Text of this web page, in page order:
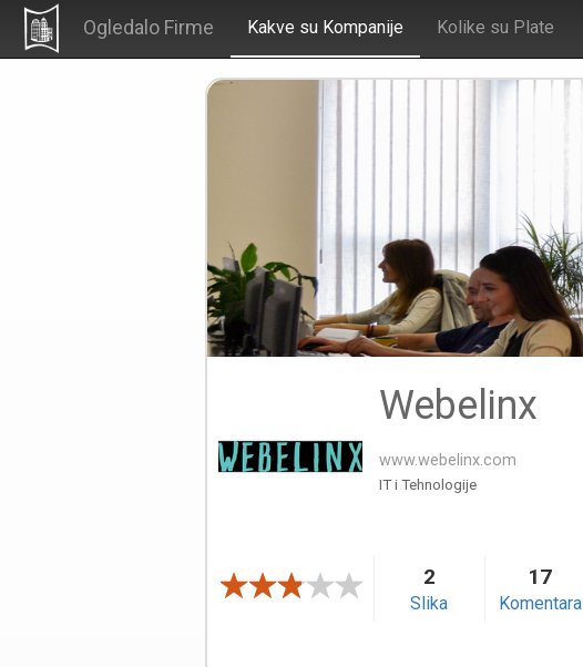
Ogledalo Firme Kakve su Kompanije Kolike su Plate
Webelinx
www.webelinx.com
IT i Tehnologije
2
Slika
17
Komentara